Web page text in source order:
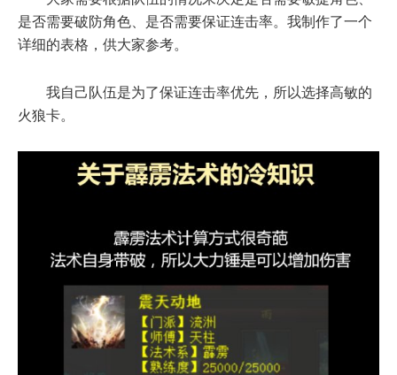
是否需要破防角色、是否需要保证连击率。我制作了一个
详细的表格，供大家参考。
我自己队伍是为了保证连击率优先，所以选择高敏的
火狼卡。